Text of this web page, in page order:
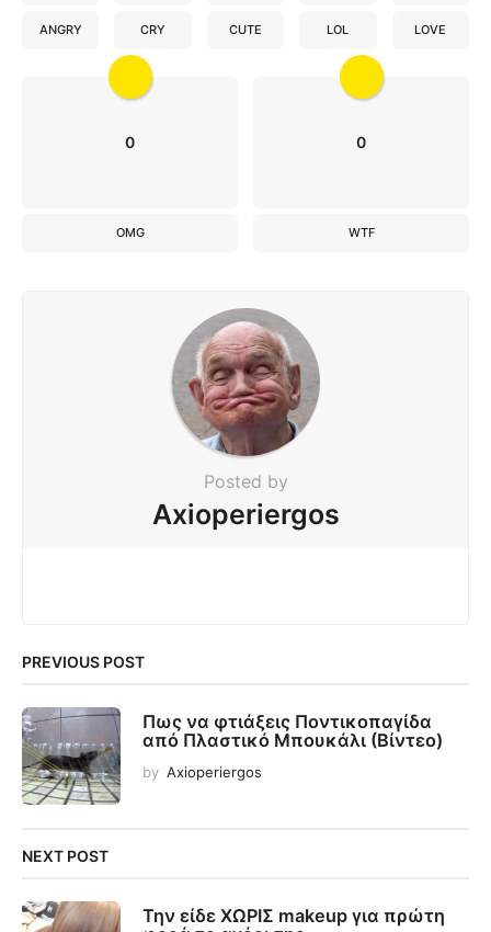
ANGRY CRY CUTE LOL LOVE
0
OMG
0
WTF
Posted by
Axioperiergos
PREVIOUS POST
Πως να φτιάξεις Ποντικοπαγίδα
από Πλαστικό Μπουκάλι (Βίντεο)
by Axioperiergos
NEXT POST
Την είδε ΧΩΡΙΣ makeup για πρώτη